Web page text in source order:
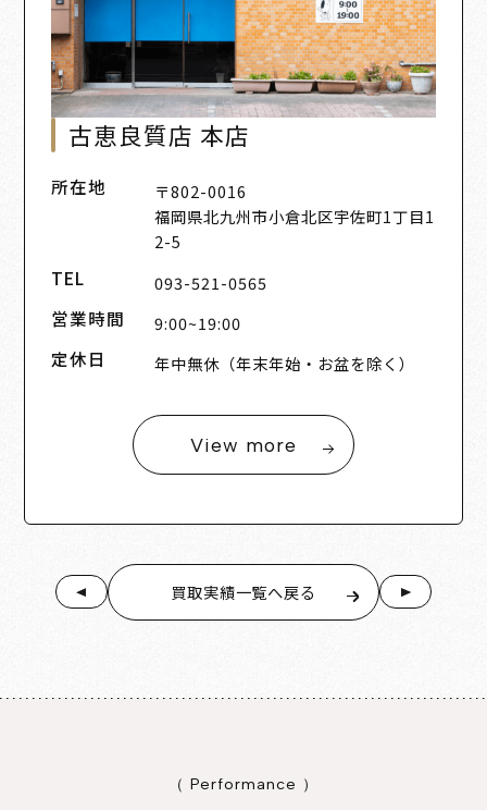
古恵良質店 本店
所在地
〒802-0016
福岡県北九州市小倉北区宇佐町1丁目1
2-5
TEL 093-521-0565
営業時間 9:00~19:00
定休日 年中無休（年末年始・お盆を除く）
View more
買取実績一覧へ戻る
（ Performance ）